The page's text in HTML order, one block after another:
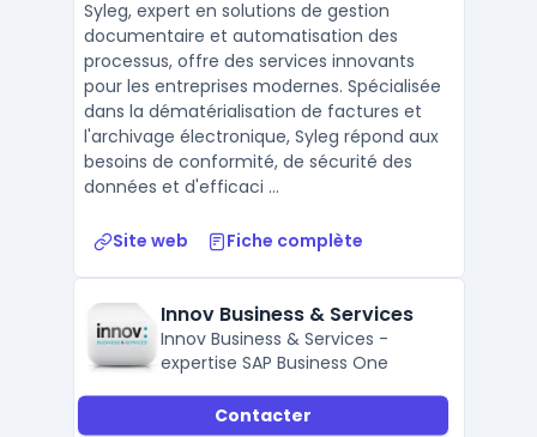
Syleg, expert en solutions de gestion
documentaire et automatisation des
processus, offre des services innovants
pour les entreprises modernes. Spécialisée
dans la dématérialisation de factures et
l'archivage électronique, Syleg répond aux
besoins de conformité, de sécurité des
données et d'efficaci ...
Site web Fiche complète
Innov Business & Services
Innov Business & Services -
expertise SAP Business One
Contacter